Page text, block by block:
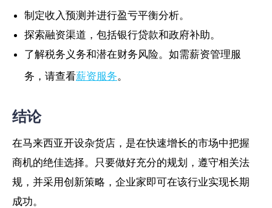
制定收入预测并进行盈亏平衡分析。
探索融资渠道，包括银行贷款和政府补助。
了解税务义务和潜在财务风险。如需薪资管理服
务，请查看薪资服务。
结论
在马来西亚开设杂货店，是在快速增长的市场中把握
商机的绝佳选择。只要做好充分的规划，遵守相关法
规，并采用创新策略，企业家即可在该行业实现长期
成功。